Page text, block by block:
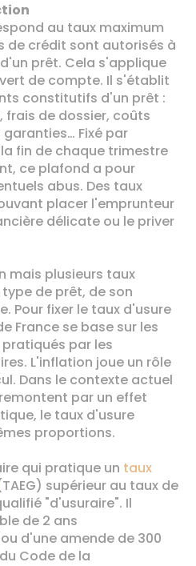
au taux maximum
de crédit sont autorisés à
prêt. Cela s'applique
de compte. Il s'établit
constitutifs d'un prêt :
frais de dossier, coûts
Fixé par
fin de chaque trimestre
ce plafond a pour
abus. Des taux
placer l'emprunteur
délicate ou le priver
mais plusieurs taux
de prêt, de son
Pour fixer le taux d'usure
France se base sur les
par les
L'inflation joue un rôle
Dans le contexte actuel
par un effet
le taux d'usure
proportions.
qui pratique un taux
supérieur au taux de
"d'usuraire". Il
de 2 ans
d'une amende de 300
Code de la